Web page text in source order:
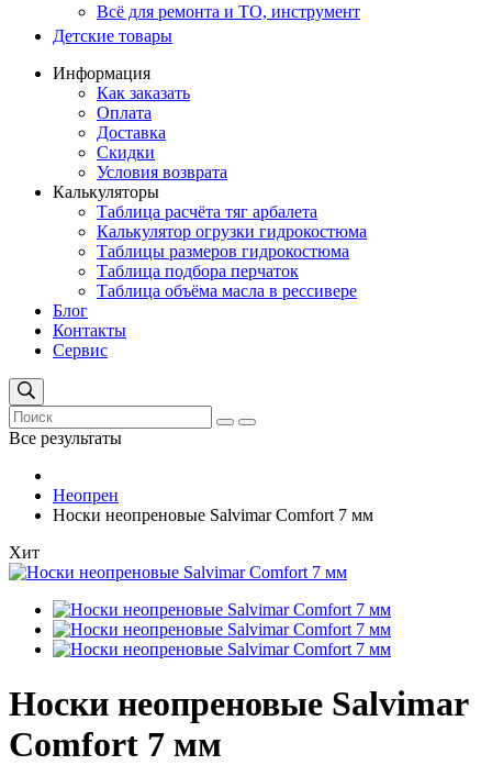
Всё для ремонта и ТО, инструмент
Детские товары
Информация
Как заказать
Оплата
Доставка
Скидки
Условия возврата
Калькуляторы
Таблица расчёта тяг арбалета
Калькулятор огрузки гидрокостюма
Таблицы размеров гидрокостюма
Таблица подбора перчаток
Таблица объёма масла в рессивере
Блог
Контакты
Сервис
Все результаты
Неопрен
Носки неопреновые Salvimar Comfort 7 мм
Хит
Носки неопреновые Salvimar
Comfort 7 мм